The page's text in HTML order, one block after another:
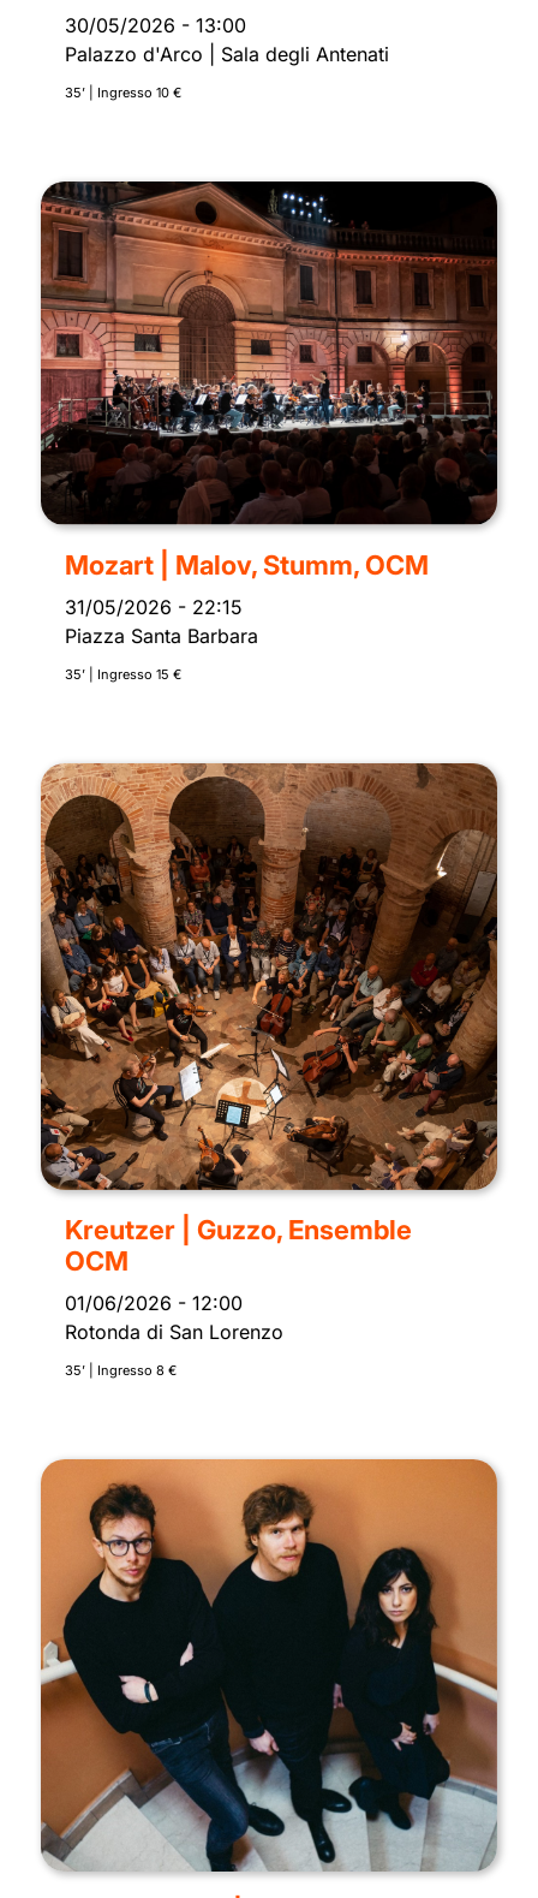
30/05/2026 - 13:00
Palazzo d'Arco | Sala degli Antenati
35’ | Ingresso 10 €
Mozart | Malov, Stumm, OCM
31/05/2026 - 22:15
Piazza Santa Barbara
35’ | Ingresso 15 €
Kreutzer | Guzzo, Ensemble
OCM
01/06/2026 - 12:00
Rotonda di San Lorenzo
35’ | Ingresso 8 €